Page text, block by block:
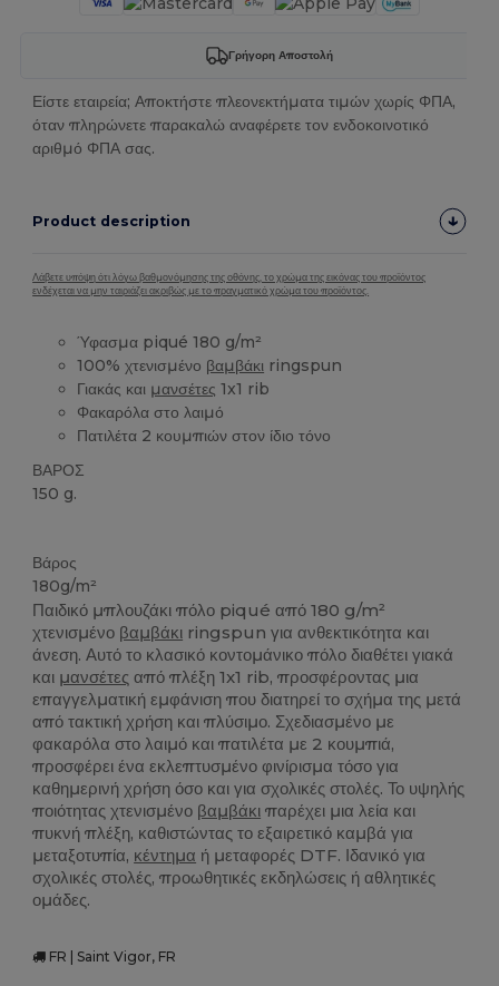
Γρήγορη Αποστολή
Είστε εταιρεία; Αποκτήστε πλεονεκτήματα τιμών χωρίς ΦΠΑ,
όταν πληρώνετε παρακαλώ αναφέρετε τον ενδοκοινοτικό
αριθμό ΦΠΑ σας.
Product description
Λάβετε υπόψη ότι λόγω βαθμονόμησης της οθόνης, το χρώμα της εικόνας του προϊόντος
ενδέχεται να μην ταιριάζει ακριβώς με το πραγματικό χρώμα του προϊόντος.
Ύφασμα piqué 180 g/m²
100% χτενισμένο βαμβάκι ringspun
Γιακάς και μανσέτες 1x1 rib
Φακαρόλα στο λαιμό
Πατιλέτα 2 κουμπιών στον ίδιο τόνο
ΒΑΡΟΣ
150 g.
Βάρος
180g/m²
Παιδικό μπλουζάκι πόλο piqué από 180 g/m²
χτενισμένο βαμβάκι ringspun για ανθεκτικότητα και
άνεση. Αυτό το κλασικό κοντομάνικο πόλο διαθέτει γιακά
και μανσέτες από πλέξη 1x1 rib, προσφέροντας μια
επαγγελματική εμφάνιση που διατηρεί το σχήμα της μετά
από τακτική χρήση και πλύσιμο. Σχεδιασμένο με
φακαρόλα στο λαιμό και πατιλέτα με 2 κουμπιά,
προσφέρει ένα εκλεπτυσμένο φινίρισμα τόσο για
καθημερινή χρήση όσο και για σχολικές στολές. Το υψηλής
ποιότητας χτενισμένο βαμβάκι παρέχει μια λεία και
πυκνή πλέξη, καθιστώντας το εξαιρετικό καμβά για
μεταξοτυπία, κέντημα ή μεταφορές DTF. Ιδανικό για
σχολικές στολές, προωθητικές εκδηλώσεις ή αθλητικές
ομάδες.
FR | Saint Vigor, FR